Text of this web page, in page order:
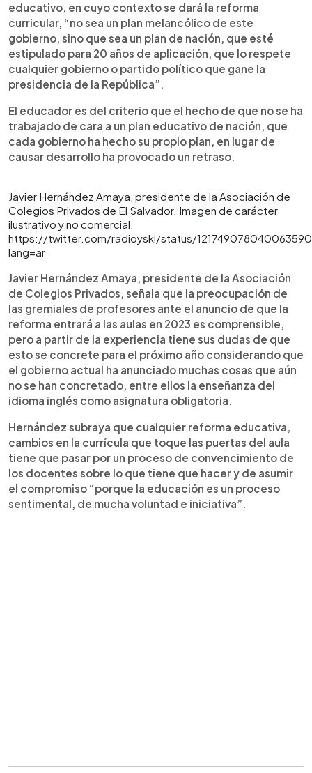
educativo, en cuyo contexto se dará la reforma
curricular, “no sea un plan melancólico de este
gobierno, sino que sea un plan de nación, que esté
estipulado para 20 años de aplicación, que lo respete
cualquier gobierno o partido político que gane la
presidencia de la República”.
El educador es del criterio que el hecho de que no se ha
trabajado de cara a un plan educativo de nación, que
cada gobierno ha hecho su propio plan, en lugar de
causar desarrollo ha provocado un retraso.
Javier Hernández Amaya, presidente de la Asociación de
Colegios Privados de El Salvador. Imagen de carácter
ilustrativo y no comercial.
https://twitter.com/radioyskl/status/
lang=ar
Javier Hernández Amaya, presidente de la Asociación
de Colegios Privados, señala que la preocupación de
las gremiales de profesores ante el anuncio de que la
reforma entrará a las aulas en 2023 es comprensible,
pero a partir de la experiencia tiene sus dudas de que
esto se concrete para el próximo año considerando que
el gobierno actual ha anunciado muchas cosas que aún
no se han concretado, entre ellos la enseñanza del
idioma inglés como asignatura obligatoria.
Hernández subraya que cualquier reforma educativa,
cambios en la currícula que toque las puertas del aula
tiene que pasar por un proceso de convencimiento de
los docentes sobre lo que tiene que hacer y de asumir
el compromiso “porque la educación es un proceso
sentimental, de mucha voluntad e iniciativa”.